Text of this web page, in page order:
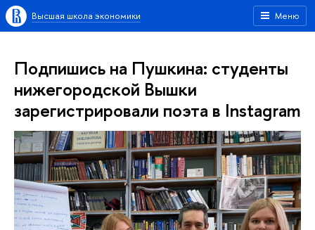
Меню
Высшая школа экономики
Подпишись на Пушкина: студенты
нижегородской Вышки
зарегистрировали поэта в Instagram